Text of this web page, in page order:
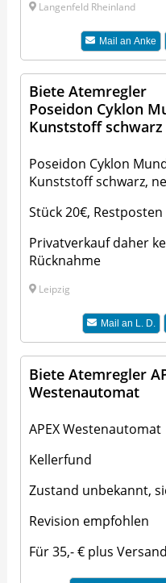
Langenfeld Rheinland
Mail anAnke
Biete Atemregler
Poseidon Cyklon
Kunststoff schwarz
Poseidon Cyklon
Kunststoff schwarz,
Stück 20€, Restposten
Privatverkauf daher
Rücknahme
Leipzig
Mail an L. D.
Biete Atemregler
Westenautomat
APEX Westenautomat
Kellerfund
Zustand unbekannt,
Revision empfohlen
Für 35,- € plus Versand